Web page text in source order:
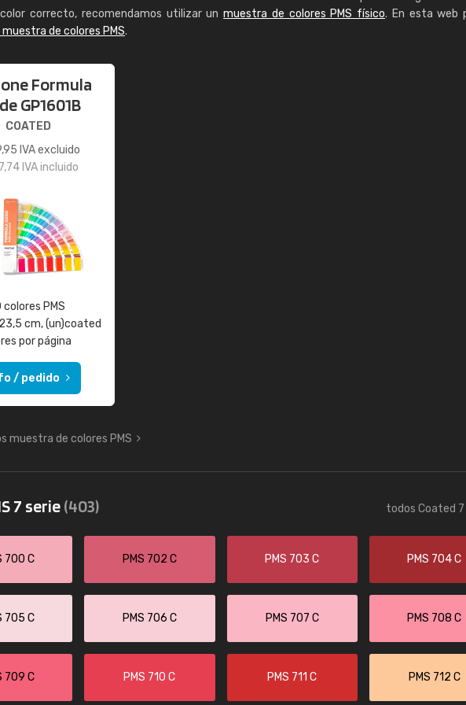
correcto, recomendamos utilizar unmuestra de colores PMS físico. En esta web
de colores PMS.
Formula
GP1601B
COATED
IVA excluido
IVA incluido
PMS
cm, (un)coated
por página
/ pedido
muestra de colores PMS
7 serie(403) todos Coated 7
700 C PMS 702 C PMS 703 C PMS 704 C
705 C PMS 706 C PMS 707 C PMS 708 C
709 C PMS 710 C PMS 711 C PMS 712 C